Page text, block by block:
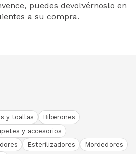
puedes devolvérnoslo en
a su compra.
y toallas
Biberones
y accesorios
Esterilizadores
Mordedores